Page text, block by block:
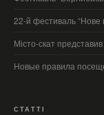
22-й фестиваль “Нове
Місто-скат
Новые правила
СТАТТІ